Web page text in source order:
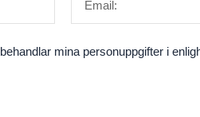
mina personuppgifter i